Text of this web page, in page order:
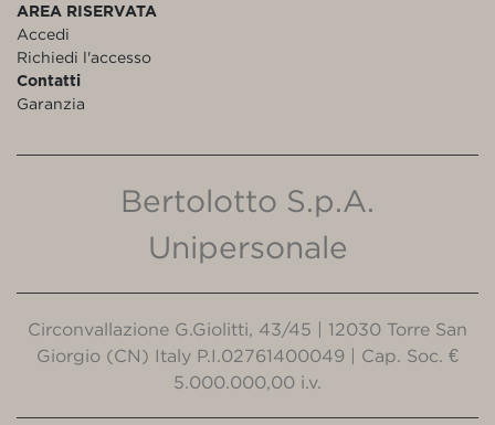
AREA RISERVATA
Accedi
Richiedi l'accesso
Contatti
Garanzia
Bertolotto S.p.A.
Unipersonale
Circonvallazione G.Giolitti, 43/45 | 12030 Torre San
Giorgio (CN) Italy P.I.02761400049 | Cap. Soc. €
5.000.000,00 i.v.